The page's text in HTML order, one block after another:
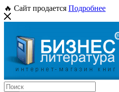
🔥 Сайт продается Подробнее